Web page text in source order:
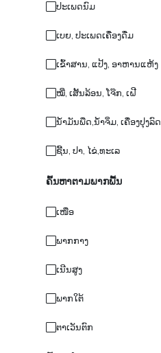
ປະເພດນົມ
ເບຍ, ປະເພດເຄື່ອງດື່ມ
ເຂົ້າສານ, ແປ້ງ, ອາຫານແຫ້ງ
ໝີ່, ເສັ້ນລ້ອນ, ໂຈ໊ກ, ເຝີ
ນໍ້າມັນພືດ,ນໍ້າຈິ່ມ, ເຄື່ອງປຸງລົດ
ຊີ້ນ, ປາ, ໄຂ່,ທະເລ
ຄົ້ນຫາຕາມພາກພື້ນ
ເໜືອ
ພາກກາງ
ເນີນສູງ
ພາກໃຕ້
ຕາເວັນຕົກ